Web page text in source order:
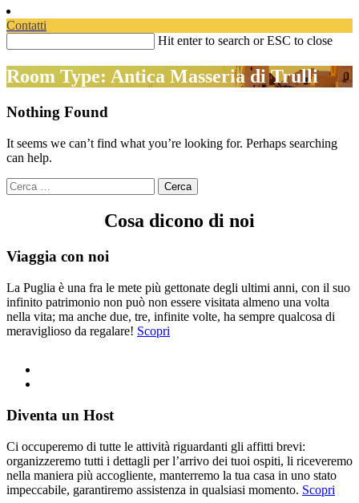
Contatti
Hit enter to search or ESC to close
Room Type: Antica Masseria di Trulli
Nothing Found
It seems we can’t find what you’re looking for. Perhaps searching
can help.
Ricerca
per:
Cosa dicono di noi
Viaggia con noi
La Puglia è una fra le mete più gettonate degli ultimi anni, con il suo
infinito patrimonio non può non essere visitata almeno una volta
nella vita; ma anche due, tre, infinite volte, ha sempre qualcosa di
meraviglioso da regalare! Scopri
Diventa un Host
Ci occuperemo di tutte le attività riguardanti gli affitti brevi:
organizzeremo tutti i dettagli per l’arrivo dei tuoi ospiti, li riceveremo
nella maniera più accogliente, manterremo la tua casa in uno stato
impeccabile, garantiremo assistenza in qualsiasi momento. Scopri